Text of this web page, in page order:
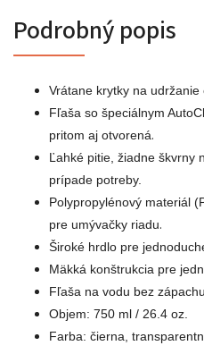
Podrobný popis
Vrátane krytky na udržanie
Fľaša so špeciálnym
pritom aj otvorená.
Ľahké pitie, žiadne škvrny
prípade potreby.
Polypropylénový materiál
pre umývačky riadu.
Široké hrdlo pre
Mäkká konštrukcia pre
Fľaša na vodu bez
Objem: 750 ml / 26.4 oz.
Farba: čierna,